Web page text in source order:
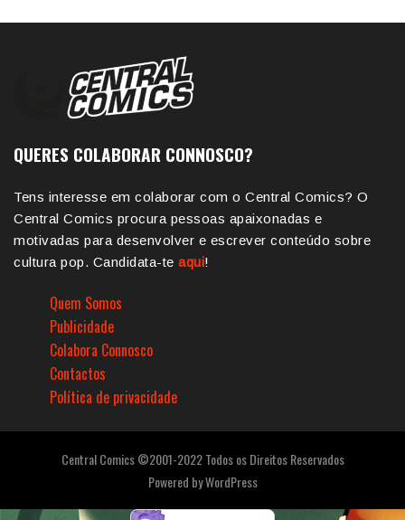
QUERES COLABORAR CONNOSCO?
Tens interesse em colaborar com o Central Comics? O
Central Comics procura pessoas apaixonadas e
motivadas para desenvolver e escrever conteúdo sobre
cultura pop. Candidata-te aqui!
Quem Somos
Publicidade
Colabora Connosco
Contactos
Política de privacidade
Central Comics ©2001-2022 Todos os Direitos Reservados
Powered byWordPress